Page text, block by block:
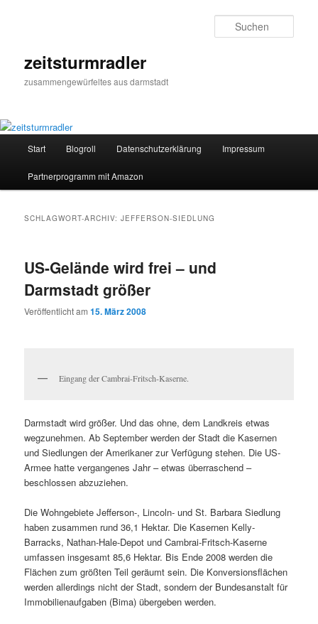
zeitsturmradler
zusammengewürfeltes aus darmstadt
Start Blogroll Datenschutzerklärung Impressum
Partnerprogramm mit Amazon
SCHLAGWORT-ARCHIV:JEFFERSON-SIEDLUNG
US-Gelände wird frei – und
Darmstadt größer
Veröffentlicht am15. März 2008
Eingang der Cambrai-Fritsch-Kaserne.
Darmstadt wird größer. Und das ohne, dem Landkreis etwas
wegzunehmen. Ab September werden der Stadt die Kasernen
und Siedlungen der Amerikaner zur Verfügung stehen. Die US-
Armee hatte vergangenes Jahr – etwas überraschend –
beschlossen abzuziehen.
Die Wohngebiete Jefferson-, Lincoln- und St. Barbara Siedlung
haben zusammen rund 36,1 Hektar. Die Kasernen Kelly-
Barracks, Nathan-Hale-Depot und Cambrai-Fritsch-Kaserne
umfassen insgesamt 85,6 Hektar. Bis Ende 2008 werden die
Flächen zum größten Teil geräumt sein. Die Konversionsflächen
werden allerdings nicht der Stadt, sondern der Bundesanstalt für
Immobilienaufgaben (Bima) übergeben werden.